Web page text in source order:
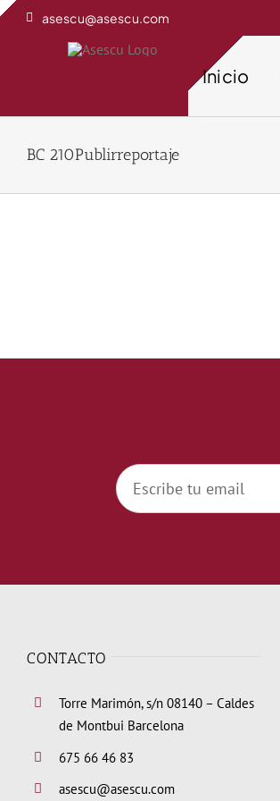
Saltar
asescu@asescu.com
Inicio
BC 210Publirreportaje
CONTACTO
Torre Marimón, s/n 08140 – Caldes
de Montbui Barcelona
675 66 46 83
asescu@asescu.com